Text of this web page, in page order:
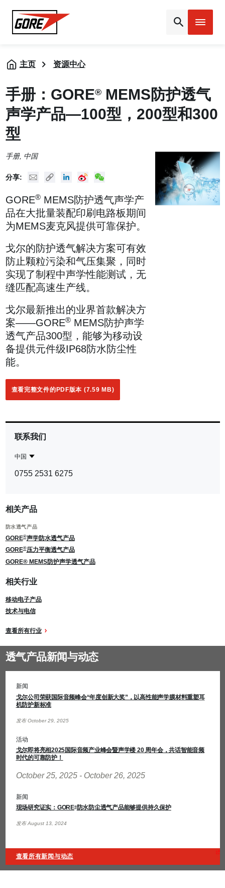
Gore
主页 资源中心
手册：GORE®MEMS防护透气
声学产品—100型，200型和300
型
手册, 中国
分享: Mail Copy URLLinked InNew Weibo
GORE®MEMS防护透气声学产
品在大批量装配印刷电路板期间
为MEMS麦克风提供可靠保护。
戈尔的防护透气解决方案可有效
防止颗粒污染和气压集聚，同时
实现了制程中声学性能测试，无
缝匹配高速生产线。
戈尔最新推出的业界首款解决方
案——GORE®MEMS防护声学
透气产品300型，能够为移动设
备提供元件级IP68防水防尘性
能。
查看完整文件的PDF版本 (7.59 MB)
联系我们
中国
中
0755 2531 6275
相关产品
防水透气产品
GORE®声学防水透气产品
GORE®压力平衡透气产品
GORE® MEMS防护声学透气产品
相关行业
移动电子产品
技术与电信
查看所有行业
透气产品新闻与动态
新闻
戈尔公司荣获国际音频峰会“年度创新大奖”，以高性能声学膜材料重塑耳
机防护新标准
发布 October 29, 2025
活动
戈尔即将亮相2025国际音频产业峰会暨声学楼 20 周年会，共话智能音频
时代的可靠防护！
October 25, 2025 - October 26, 2025
新闻
现场研究证实：GORE®防水防尘透气产品能够提供持久保护
发布 August 13, 2024
查看所有新闻与动态